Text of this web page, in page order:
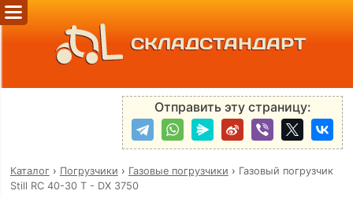
СКЛАДСТАНДАРТ
Отправить эту страницу:
Каталог› Погрузчики › Газовые погрузчики › Газовый погрузчик
Still RC 40-30 T - DX 3750